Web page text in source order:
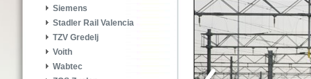
Siemens
Stadler Rail Valencia
TZV Gredelj
Voith
Wabtec